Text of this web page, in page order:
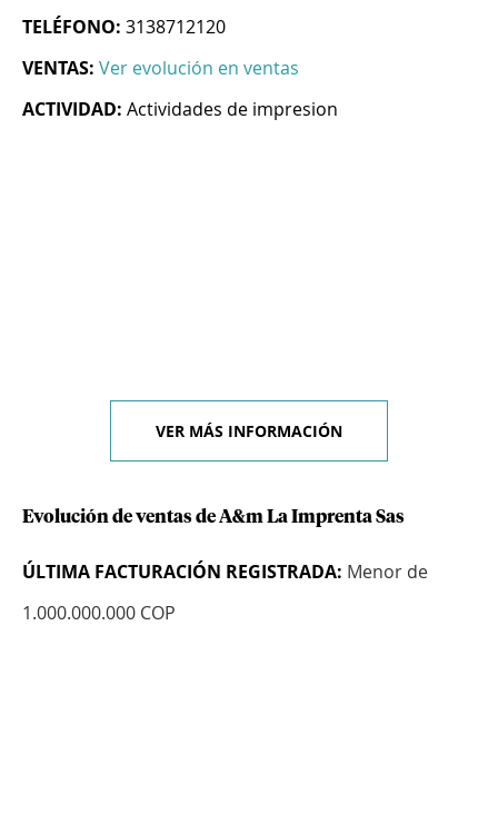
TELÉFONO: 3138712120
VENTAS: Ver evolución en ventas
ACTIVIDAD: Actividades de impresion
VER MÁS INFORMACIÓN
Evolución de ventas de A&m La Imprenta Sas
ÚLTIMA FACTURACIÓN REGISTRADA: Menor de
1.000.000.000 COP